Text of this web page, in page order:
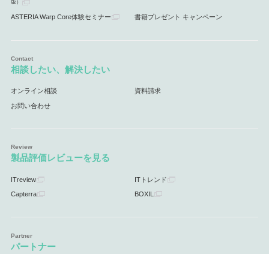
版）
ASTERIA Warp Core体験セミナー 書籍プレゼント キャンペーン
相談したい、解決したい
オンライン相談 資料請求
お問い合わせ
製品評価レビューを見る
ITreview ITトレンド
Capterra BOXIL
パートナー